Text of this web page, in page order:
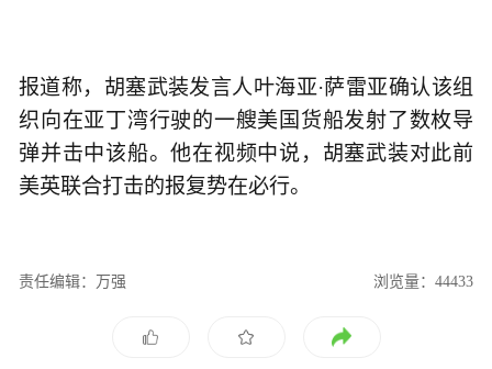
报道称，胡塞武装发言人叶海亚·萨雷亚确认该组
织向在亚丁湾行驶的一艘美国货船发射了数枚导
弹并击中该船。他在视频中说，胡塞武装对此前
美英联合打击的报复势在必行。
责任编辑：万强 浏览量：44433